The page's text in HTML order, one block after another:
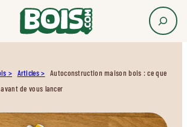
Articles
Autoconstruction maison bois : ce que
de vous lancer